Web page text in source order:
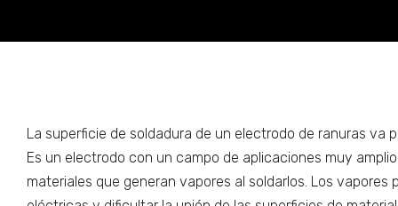
La superficie de soldadura de un electrodo de ranuras va
Es un electrodo con un campo de aplicaciones muy
materiales que generan vapores al soldarlos. Los vapores